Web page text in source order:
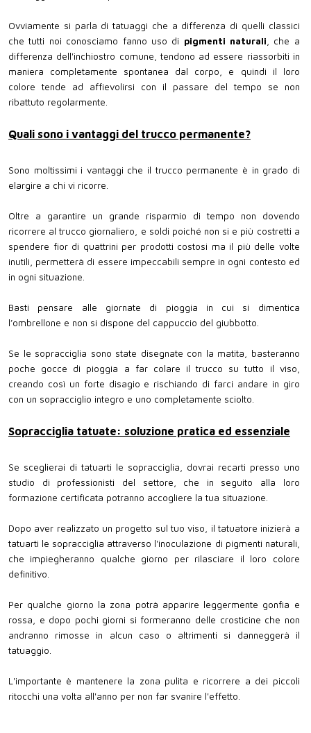
Ovviamente si parla di tatuaggi che a differenza di quelli classici
che tutti noi conosciamo fanno uso di pigmenti naturali , che a
differenza dell'inchiostro comune, tendono ad essere riassorbiti in
maniera completamente spontanea dal corpo, e quindi il loro
colore tende ad affievolirsi con il passare del tempo se non
ribattuto regolarmente.
Quali sono i vantaggi del trucco permanente?
Sono moltissimi i vantaggi che il trucco permanente è in grado di
elargire a chi vi ricorre.
Oltre a garantire un grande risparmio di tempo non dovendo
ricorrere al trucco giornaliero, e soldi poiché non si e più costretti a
spendere fior di quattrini per prodotti costosi ma il più delle volte
inutili, permetterà di essere impeccabili sempre in ogni contesto ed
in ogni situazione.
Basti pensare alle giornate di pioggia in cui si dimentica
l’ombrellone e non si dispone del cappuccio del giubbotto.
Se le sopracciglia sono state disegnate con la matita, basteranno
poche gocce di pioggia a far colare il trucco su tutto il viso,
creando così un forte disagio e rischiando di farci andare in giro
con un sopracciglio integro e uno completamente sciolto.
Sopracciglia tatuate: soluzione pratica ed essenziale
Se sceglierai di tatuarti le sopracciglia, dovrai recarti presso uno
studio di professionisti del settore, che in seguito alla loro
formazione certificata potranno accogliere la tua situazione.
Dopo aver realizzato un progetto sul tuo viso, il tatuatore inizierà a
tatuarti le sopracciglia attraverso l'inoculazione di pigmenti naturali,
che impiegheranno qualche giorno per rilasciare il loro colore
definitivo.
Per qualche giorno la zona potrà apparire leggermente gonfia e
rossa, e dopo pochi giorni si formeranno delle crosticine che non
andranno rimosse in alcun caso o altrimenti si danneggerà il
tatuaggio.
L'importante è mantenere la zona pulita e ricorrere a dei piccoli
ritocchi una volta all'anno per non far svanire l'effetto.